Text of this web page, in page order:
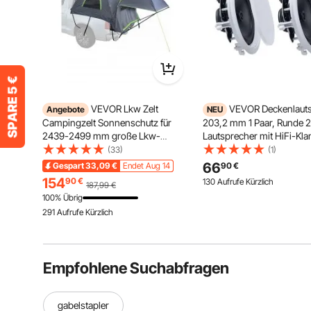
Angebote VEVOR Lkw Zelt
Campingzelt Sonnenschutz für
2439-2499 mm große Lkw-
Ladeflächen, wasserdichtes Truck-
Zelt mit erweiterbarer Markise &
Regendach &
Aufbewahrungstasche,
Sonnenschutz zum Camping
(33)
Gespart33,09€ Endet Aug 14
15490€ 187,99 €
100% Übrig
291 Aufrufe Kürzlich
NEU VEVOR
203,2 mm 1 Paar, Runde
Lautsprecher mit HiFi-
150 W Spitzenleistung,
Lautsprecher für Feuchte
Umgebungen, Bad, Küche
Überdachte Veranden,
(1)
6690€
130 Aufrufe Kürzlich
Empfohlene Suchabfragen
gabelstapler